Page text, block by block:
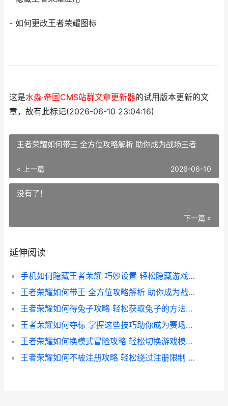
- 如何更改王者荣耀图标
这是水淼·帝国CMS站群文章更新器的试用版本更新的文
章，故有此标记(2026-06-10 23:04:16)
王者荣耀如何带王 全方位攻略解析 助你成为战场王者
« 上一篇 2026-06-10
没有了！
下一篇 »
延伸阅读
手机如何隐藏王者荣耀 巧妙设置 轻松隐藏游戏痕迹攻略
王者荣耀如何带王 全方位攻略解析 助你成为战场王者
王者荣耀如何得兔子攻略 轻松获取兔子的方法大揭秘
王者荣耀如何夺标 掌握这些技巧助你成为赛场霸主
王者荣耀如何换模式冒险攻略 轻松切换游戏模式体验新挑战
王者荣耀如何不被注册攻略 轻松绕过注册限制 畅玩无阻